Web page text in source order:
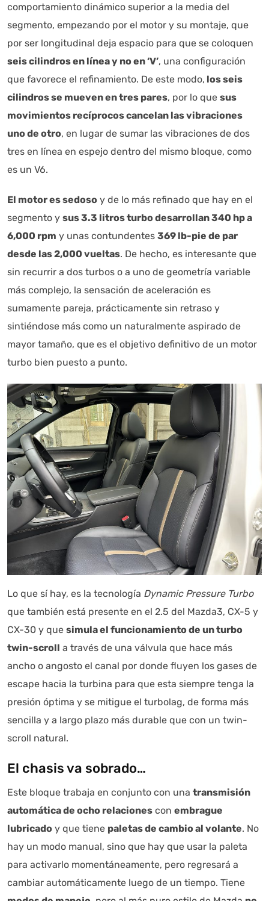
comportamiento dinámico superior a la media del
segmento, empezando por el motor y su montaje, que
por ser longitudinal deja espacio para que se coloquen
seis cilindros en línea y no en ‘V’, una configuración
que favorece el refinamiento. De este modo, los seis
cilindros se mueven en tres pares, por lo que sus
movimientos recíprocos cancelan las vibraciones
uno de otro, en lugar de sumar las vibraciones de dos
tres en línea en espejo dentro del mismo bloque, como
es un V6.
El motor es sedoso y de lo más refinado que hay en el
segmento y sus 3.3 litros turbo desarrollan 340 hp a
6,000 rpm y unas contundentes 369 lb-pie de par
desde las 2,000 vueltas. De hecho, es interesante que
sin recurrir a dos turbos o a uno de geometría variable
más complejo, la sensación de aceleración es
sumamente pareja, prácticamente sin retraso y
sintiéndose más como un naturalmente aspirado de
mayor tamaño, que es el objetivo definitivo de un motor
turbo bien puesto a punto.
Lo que sí hay, es la tecnología Dynamic Pressure Turbo
que también está presente en el 2.5 del Mazda3, CX-5 y
CX-30 y que simula el funcionamiento de un turbo
twin-scroll a través de una válvula que hace más
ancho o angosto el canal por donde fluyen los gases de
escape hacia la turbina para que esta siempre tenga la
presión óptima y se mitigue el turbolag, de forma más
sencilla y a largo plazo más durable que con un twin-
scroll natural.
El chasis va sobrado…
Este bloque trabaja en conjunto con una transmisión
automática de ocho relaciones con embrague
lubricado y que tiene paletas de cambio al volante. No
hay un modo manual, sino que hay que usar la paleta
para activarlo momentáneamente, pero regresará a
cambiar automáticamente luego de un tiempo. Tiene